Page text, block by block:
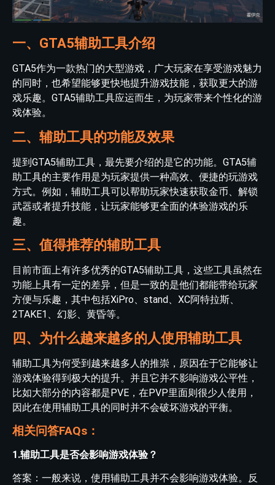
一、GTA5辅助工具介绍
GTA5作为一款热门的大型游戏，广大玩家在享受游戏魅力
的同时，也希望能够更快地提升游戏技能，获取更大的游
戏乐趣。GTA5辅助工具应运而生，为玩家带来个性化的游
戏体验。
二、辅助工具的功能及效果
提到GTA5辅助工具，最先要介绍的是它的功能。GTA5辅
助工具的主要作用是为玩家提供一种高效、便捷的玩游戏
方式。例如，辅助工具可以帮助玩家快速获取金币、解锁
武器或者提升技能，让玩家能够更全面的体验游戏的乐
趣。
三、值得推荐的辅助工具
目前市面上有许多优秀的GTA5辅助工具，这些工具虽然在
功能上具有一定的差异，但是一致的是他们都能带给玩家
方便与乐趣，其中包括XiPro、stand、XC阿特拉斯、
2TAKE1、幻影、黄昏等。
四、为什么越来越多的人使用辅助工具
辅助工具为何受到越来越多人的推崇，原因在于它能够让
游戏体验得到极大的提升。并且它并不影响游戏公平性，
比如大部分的内容都是PVE，在PVP里面则很少人使用，
因此在使用辅助工具的同时并不会破坏游戏的平衡。
相关问答FAQs：
1.辅助工具是否会影响游戏体验？
答案：一般来说，使用辅助工具并不会影响游戏体验。反